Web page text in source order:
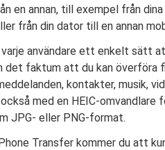
en annan, till exempel från
från din dator till en annan
användare ett enkelt sätt
faktum att du kan överföra
kontakter, musik,
med en HEIC-
JPG- eller PNG-format.
Transfer kommer du att